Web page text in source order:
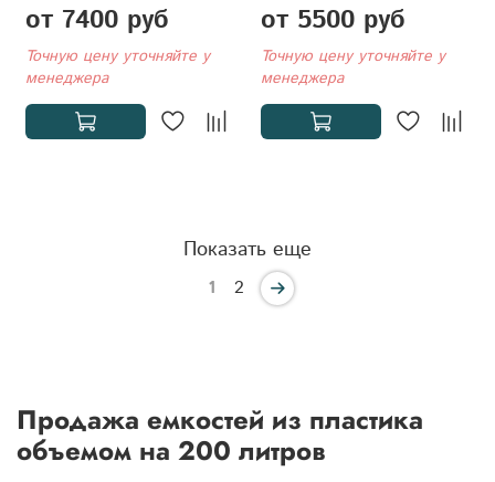
от 7400 руб
Точную цену уточняйте у
менеджера
от 5500 руб
Точную цену уточняйте у
менеджера
Показать еще
1 2
Продажа емкостей из пластика
объемом на 200 литров